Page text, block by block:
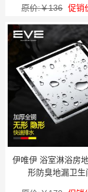
原价:￥136 促销
伊唯伊 浴室淋浴房
形防臭地漏卫生